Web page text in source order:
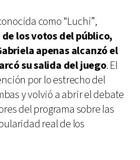
como “Luchi”,
los votos del público,
apenas alcanzó el
su salida del juego. El
por lo estrecho del
y volvió a abrir el debate
del programa sobre las
real de los